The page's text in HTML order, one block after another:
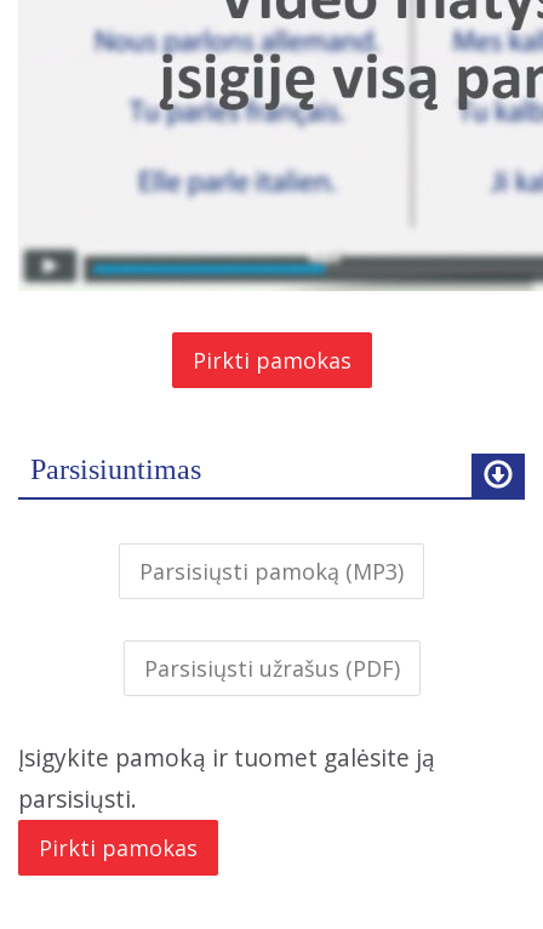
Pirkti pamokas
Parsisiuntimas
Parsisiųsti pamoką (MP3)
Parsisiųsti užrašus (PDF)
Įsigykite pamoką ir tuomet galėsite ją
parsisiųsti.
Pirkti pamokas